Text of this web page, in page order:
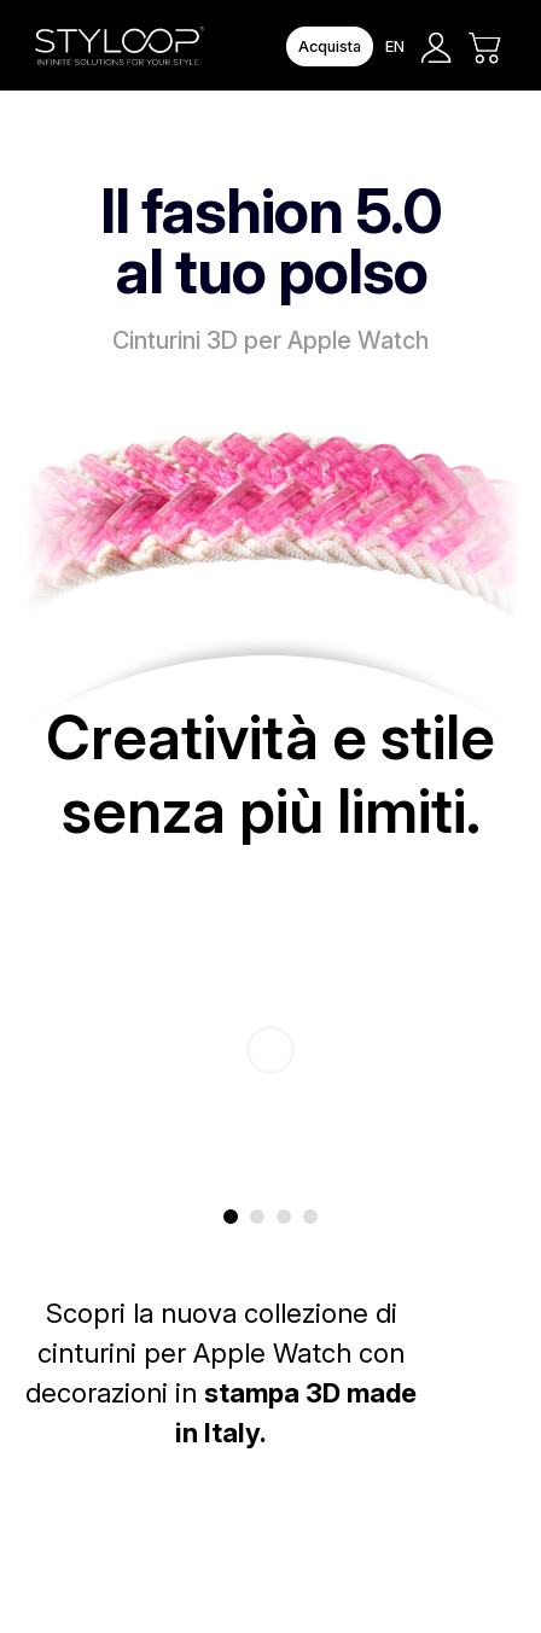
Acquista EN
Il fashion 5.0
al tuo polso
Cinturini 3D per Apple Watch
Creatività e stile
senza più limiti.
Scopri la nuova collezione di
cinturini per Apple Watch con
decorazioni instampa 3D made
in Italy.